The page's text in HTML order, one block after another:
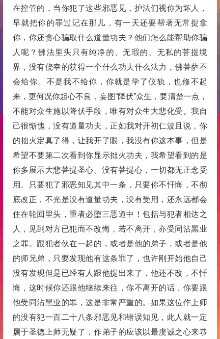
在控管的，当你犯了这些邪恶见，护法们视你为坏人，
早就把你的罪过记在那儿，有一天还要帮著无常捉拿
你，你还贪心骗取什么道量功夫？他们怎么能帮助你骗
人呢？佛法里头只有纯净的、无瑕的、无私的菩提境
界，没有侥幸的获得一个什么功夫什么法力，佛菩萨不
会给你。不是我不给你，你就是学了仪轨，也修不起
来，更何况你起心不良，妄图“降伏”众生，要清楚一点，
不能对众生施以降伏手段，唯有对众生大悲化受。我自
己很惭愧，没有道量功夫，正如我对开初仁波且说，你
的拙火定真了得，让我开了眼，我没有你这本事，但是
希望不要第二次看到你显示拙火功夫，我希望看到的是
你多展示大悲菩提圣心。没有菩提心，一切都无正念受
用。只要犯了邪恶知见其中一条，只要你不忏悔，不彻
底改正，不光是没有道量功夫，没有受用，还永远都会
住在轮回里头，重者必堕三恶道中！包括与犯者相达之
人，见到对方已犯而不改悔，若不离开，亦受同沾黑业
之罪。跟犯者伙在一起的，或者是他的弟子，或者是他
的师兄弟，只要发现他有这条罪了，也许刚开始他自己
没有发现但是已经有人跟他提出来了，他还不改，不忏
悔，这时候你还跟他继续来往，你不离开的话，你要跟
他受同沾黑业的罪，这是非常严重的。如果这位作上师
的没有犯一百二十八条邪恶见和错误知见，此人就一定
属于圣德上师无疑了，作弟子的应该以最虔诚之心来恭